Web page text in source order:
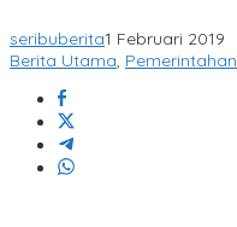
seribuberita1 Februari 2019
Berita Utama, Pemerintahan